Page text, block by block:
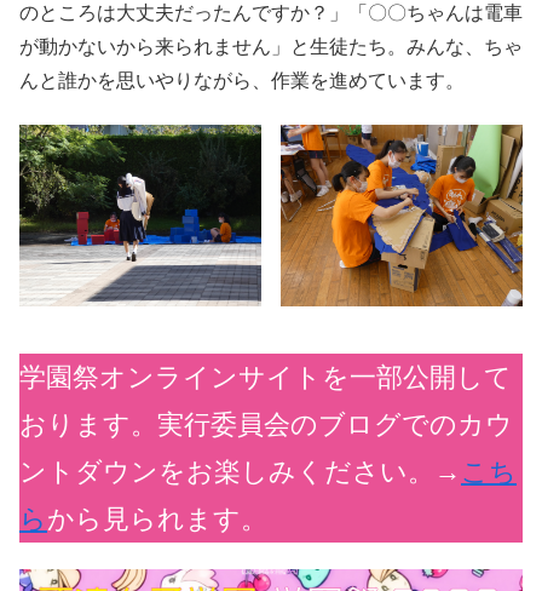
のところは大丈夫だったんですか？」「〇〇ちゃんは電車
が動かないから来られません」と生徒たち。みんな、ちゃ
んと誰かを思いやりながら、作業を進めています。
学園祭オンラインサイトを一部公開して
おります。実行委員会のブログでのカウ
ントダウンをお楽しみください。→ こち
ら から見られます。